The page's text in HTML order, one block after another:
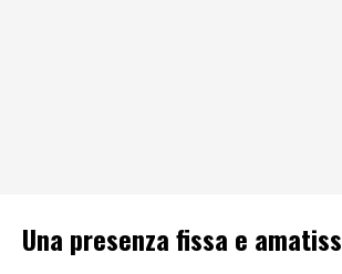
Una presenza fissa e